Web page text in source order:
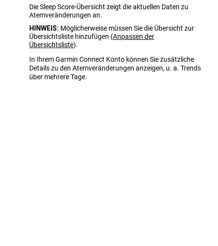
Die Sleep Score-Übersicht zeigt die aktuellen Daten zu
Atemveränderungen an.
HINWEIS: Möglicherweise müssen Sie die Übersicht zur
Übersichtsliste hinzufügen (Anpassen der
Übersichtsliste).
In Ihrem Garmin Connect Konto können Sie zusätzliche
Details zu den Atemveränderungen anzeigen, u. a. Trends
über mehrere Tage.